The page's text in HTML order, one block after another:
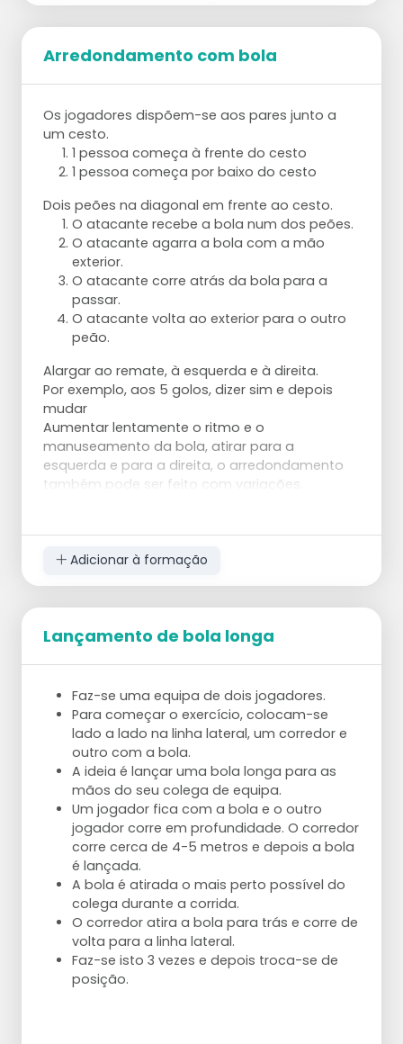
Arredondamento com bola
Os jogadores dispõem-se aos pares junto a
um cesto.
1 pessoa começa à frente do cesto
1 pessoa começa por baixo do cesto
Dois peões na diagonal em frente ao cesto.
O atacante recebe a bola num dos peões.
O atacante agarra a bola com a mão
exterior.
O atacante corre atrás da bola para a
passar.
O atacante volta ao exterior para o outro
peão.
Alargar ao remate, à esquerda e à direita.
Por exemplo, aos 5 golos, dizer sim e depois
mudar
Aumentar lentamente o ritmo e o
manuseamento da bola, atirar para a
esquerda e para a direita, o arredondamento
também pode ser feito com variações.
Adicionar à formação
Lançamento de bola longa
Faz-se uma equipa de dois jogadores.
Para começar o exercício, colocam-se
lado a lado na linha lateral, um corredor e
outro com a bola.
A ideia é lançar uma bola longa para as
mãos do seu colega de equipa.
Um jogador fica com a bola e o outro
jogador corre em profundidade. O corredor
corre cerca de 4-5 metros e depois a bola
é lançada.
A bola é atirada o mais perto possível do
colega durante a corrida.
O corredor atira a bola para trás e corre de
volta para a linha lateral.
Faz-se isto 3 vezes e depois troca-se de
posição.